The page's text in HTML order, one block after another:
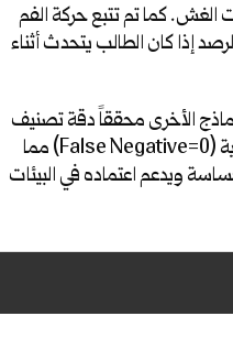
كما تم تتبع حركة الفم
عبر مؤشر MAR (Mouth Aspect Ratio) لرصد إذا كان الطالب يتحدث أثناء
الأخرى محققاً دقة تصنيف
بلغت 98.8% مع غياب كامل للأخطاء السلبية (False Negative=0) مما
ويدعم اعتماده في البيئات